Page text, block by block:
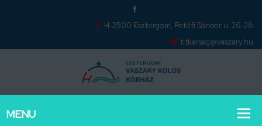
H-2500 Esztergom, Petőfi Sándor u. 26-28
titkarsag@vaszary.hu